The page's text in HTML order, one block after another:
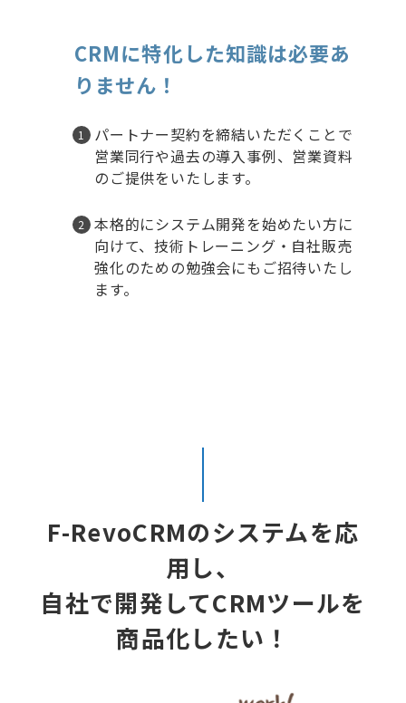
CRMに特化した知識は必要あ
りません！
パートナー契約を締結いただくことで
営業同行や過去の導入事例、営業資料
のご提供をいたします。
本格的にシステム開発を始めたい方に
向けて、技術トレーニング・自社販売
強化のための勉強会にもご招待いたし
ます。
F-RevoCRMのシステムを応
用し、
自社で開発してCRMツールを
商品化したい！